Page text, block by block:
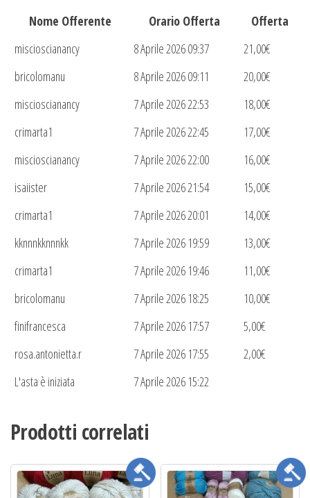
Nome Offerente
Orario Offerta
Offerta
miscioscianancy
8 Aprile 2026 09:37 21,00€
bricolomanu
8 Aprile 2026 09:11 20,00€
miscioscianancy
7 Aprile 2026 22:53 18,00€
crimarta1
7 Aprile 2026 22:45 17,00€
miscioscianancy
7 Aprile 2026 22:00 16,00€
isaiister
7 Aprile 2026 21:54 15,00€
crimarta1
7 Aprile 2026 20:01 14,00€
kknnnkknnnkk
7 Aprile 2026 19:59 13,00€
crimarta1
7 Aprile 2026 19:46 11,00€
bricolomanu
7 Aprile 2026 18:25 10,00€
finifrancesca
7 Aprile 2026 17:57 5,00€
rosa.antonietta.r
7 Aprile 2026 17:55 2,00€
L'asta è iniziata
7 Aprile 2026 15:22
Prodotti correlati